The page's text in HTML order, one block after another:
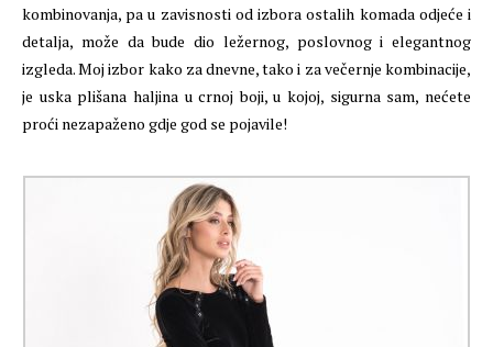
kombinovanja, pa u zavisnosti od izbora ostalih komada odjeće i
detalja, može da bude dio ležernog, poslovnog i elegantnog
izgleda. Moj izbor kako za dnevne, tako i za večernje kombinacije,
je uska plišana haljina u crnoj boji, u kojoj, sigurna sam, nećete
proći nezapaženo gdje god se pojavile!